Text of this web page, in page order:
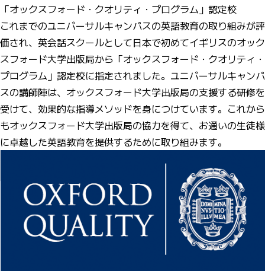
「オックスフォード・クオリティ・プログラム」認定校
これまでのユニバーサルキャンパスの英語教育の取り組みが評
価され、英会話スクールとして日本で初めてイギリスのオック
スフォード大学出版局から「オックスフォード・クオリティ・
プログラム」認定校に指定されました。ユニバーサルキャンパ
スの講師陣は、オックスフォード大学出版局の支援する研修を
受けて、効果的な指導メソッドを身につけています。これから
もオックスフォード大学出版局の協力を得て、お通いの生徒様
に卓越した英語教育を提供するために取り組みます。